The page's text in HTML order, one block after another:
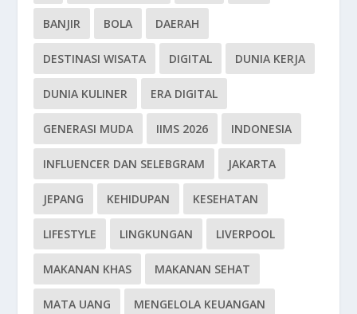
BANJIR BOLA DAERAH
DESTINASI WISATA DIGITAL DUNIA KERJA
DUNIA KULINER ERA DIGITAL
GENERASI MUDA IIMS 2026 INDONESIA
INFLUENCER DAN SELEBGRAM JAKARTA
JEPANG KEHIDUPAN KESEHATAN
LIFESTYLE LINGKUNGAN LIVERPOOL
MAKANAN KHAS MAKANAN SEHAT
MATA UANG MENGELOLA KEUANGAN